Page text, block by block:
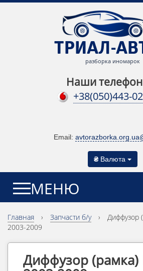
разборка иномарок
Наши
+38(050)443-
Email:
₴ Валюта
МЕНЮ
Главная › Запчасти б/у ›
Диффузор
2003-2009
Диффузор (рамка)